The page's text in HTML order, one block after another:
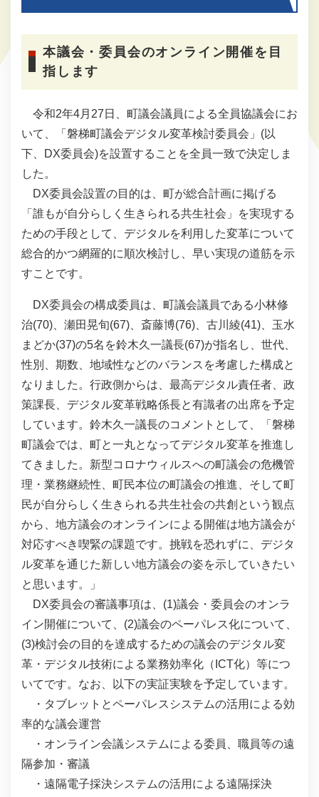
本議会・委員会のオンライン開催を目
指します
令和2年4月27日、町議会議員による全員協議会にお
いて、「磐梯町議会デジタル変革検討委員会」(以
下、DX委員会)を設置することを全員一致で決定しま
した。
DX委員会設置の目的は、町が総合計画に掲げる
「誰もが自分らしく生きられる共生社会」を実現する
ための手段として、デジタルを利用した変革について
総合的かつ網羅的に順次検討し、早い実現の道筋を示
すことです。
DX委員会の構成委員は、町議会議員である小林修
治(70)、瀬田晃旬(67)、斎藤博(76)、古川綾(41)、玉水
まどか(37)の5名を鈴木久一議長(67)が指名し、世代、
性別、期数、地域性などのバランスを考慮した構成と
なりました。行政側からは、最高デジタル責任者、政
策課長、デジタル変革戦略係長と有識者の出席を予定
しています。鈴木久一議長のコメントとして、「磐梯
町議会では、町と一丸となってデジタル変革を推進し
てきました。新型コロナウィルスへの町議会の危機管
理・業務継続性、町民本位の町議会の推進、そして町
民が自分らしく生きられる共生社会の共創という観点
から、地方議会のオンラインによる開催は地方議会が
対応すべき喫緊の課題です。挑戦を恐れずに、デジタ
ル変革を通じた新しい地方議会の姿を示していきたい
と思います。」
DX委員会の審議事項は、(1)議会・委員会のオンラ
イン開催について、(2)議会のペーパレス化について、
(3)検討会の目的を達成するための議会のデジタル変
革・デジタル技術による業務効率化（ICT化）等につ
いてです。なお、以下の実証実験を予定しています。
・タブレットとペーパレスシステムの活用による効
率的な議会運営
・オンライン会議システムによる委員、職員等の遠
隔参加・審議
・遠隔電子採決システムの活用による遠隔採決